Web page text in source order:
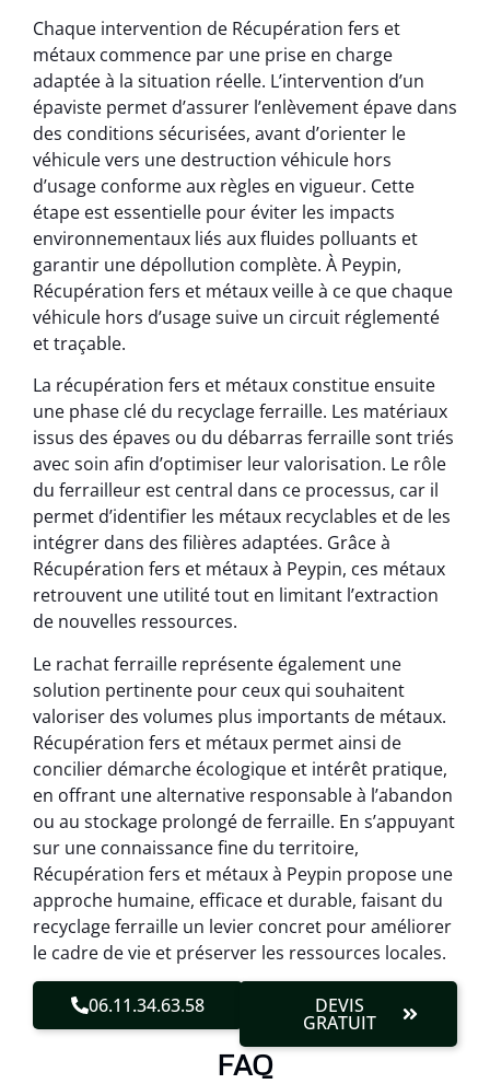
Chaque intervention de Récupération fers et
métaux commence par une prise en charge
adaptée à la situation réelle. L’intervention d’un
épaviste permet d’assurer l’enlèvement épave dans
des conditions sécurisées, avant d’orienter le
véhicule vers une destruction véhicule hors
d’usage conforme aux règles en vigueur. Cette
étape est essentielle pour éviter les impacts
environnementaux liés aux fluides polluants et
garantir une dépollution complète. À Peypin,
Récupération fers et métaux veille à ce que chaque
véhicule hors d’usage suive un circuit réglementé
et traçable.
La récupération fers et métaux constitue ensuite
une phase clé du recyclage ferraille. Les matériaux
issus des épaves ou du débarras ferraille sont triés
avec soin afin d’optimiser leur valorisation. Le rôle
du ferrailleur est central dans ce processus, car il
permet d’identifier les métaux recyclables et de les
intégrer dans des filières adaptées. Grâce à
Récupération fers et métaux à Peypin, ces métaux
retrouvent une utilité tout en limitant l’extraction
de nouvelles ressources.
Le rachat ferraille représente également une
solution pertinente pour ceux qui souhaitent
valoriser des volumes plus importants de métaux.
Récupération fers et métaux permet ainsi de
concilier démarche écologique et intérêt pratique,
en offrant une alternative responsable à l’abandon
ou au stockage prolongé de ferraille. En s’appuyant
sur une connaissance fine du territoire,
Récupération fers et métaux à Peypin propose une
approche humaine, efficace et durable, faisant du
recyclage ferraille un levier concret pour améliorer
le cadre de vie et préserver les ressources locales.
06.11.34.63.58 DEVIS
GRATUIT
FAQ